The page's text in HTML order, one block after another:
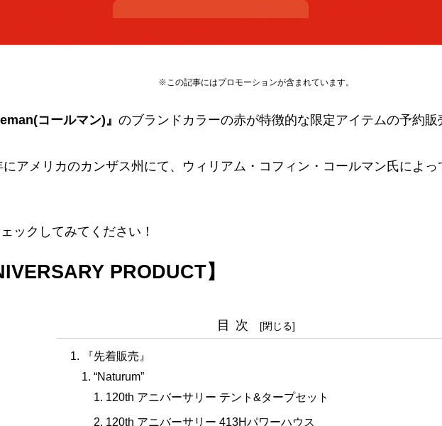
※この記事にはプロモーションが含まれています。
コールマン)』 のブランドカラーの赤が特徴的な限定アイテムの予約販
にアメリカのカンザス州にて、ウィリアム・コフィン・コールマン氏によ
ックしてみてください！
PRODUCT】
目次
『先着販売』
“Naturum”
120th アニバーサリー テント&タープセット
120th アニバーサリー 413Hパワーハウス